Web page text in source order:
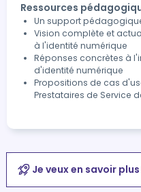
Ressources
Un support
Vision complète et
à l'identité numérique
Réponses concrètes à
d'identité numérique
Propositions de cas
Prestataires de Service
Je veux en savoir plus